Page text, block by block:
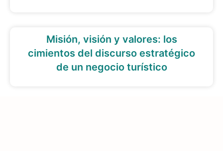
Misión, visión y valores: los
cimientos del discurso estratégico
de un negocio turístico